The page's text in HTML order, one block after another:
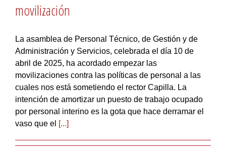
movilización
La asamblea de Personal Técnico, de Gestión y de
Administración y Servicios, celebrada el día 10 de
abril de 2025, ha acordado empezar las
movilizaciones contra las políticas de personal a las
cuales nos está sometiendo el rector Capilla. La
intención de amortizar un puesto de trabajo ocupado
por personal interino es la gota que hace derramar el
vaso que el [...]